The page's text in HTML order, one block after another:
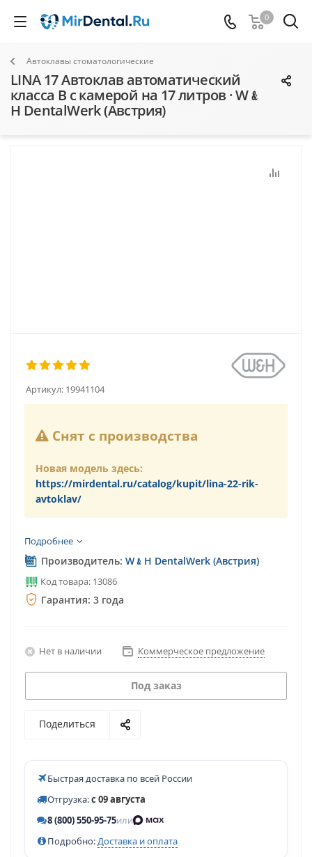
0
Автоклавы стоматологические
LINA 17 Автоклав автоматический
класса В с камерой на 17 литров · W﹠
H DentalWerk (Австрия)
Артикул: 19941104
Снят с производства
Новая модель здесь:
https://mirdental.ru/catalog/kupit/lina-22-rik-
avtoklav/
Подробнее
Производитель: W﹠H DentalWerk (Австрия)
Код товара: 13086
Гарантия: 3 года
Нет в наличии Коммерческое предложение
Под заказ
Поделиться
Быстрая доставка по всей России
Отгрузка:с 09 августа
8 (800) 550-95-75или
Подробно:Доставка и оплата